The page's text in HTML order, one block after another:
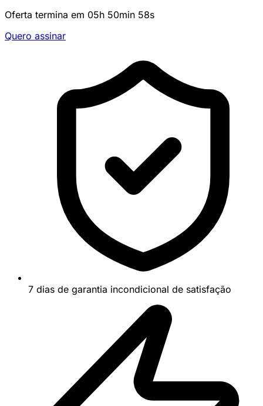
Oferta termina em 05h 50min 58s
Quero assinar
7 dias de garantia incondicional de satisfação